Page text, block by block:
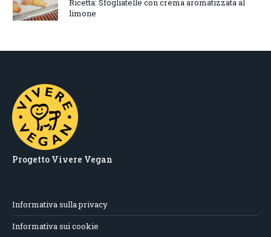
limone
Progetto Vivere Vegan
Informativa sulla privacy
Informativa sui cookie